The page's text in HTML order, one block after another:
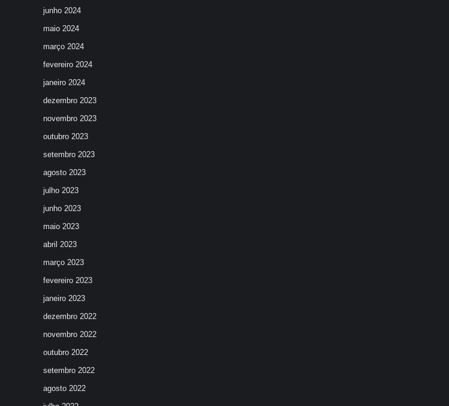
junho 2024
maio 2024
março 2024
fevereiro 2024
janeiro 2024
dezembro 2023
novembro 2023
outubro 2023
setembro 2023
agosto 2023
julho 2023
junho 2023
maio 2023
abril 2023
março 2023
fevereiro 2023
janeiro 2023
dezembro 2022
novembro 2022
outubro 2022
setembro 2022
agosto 2022